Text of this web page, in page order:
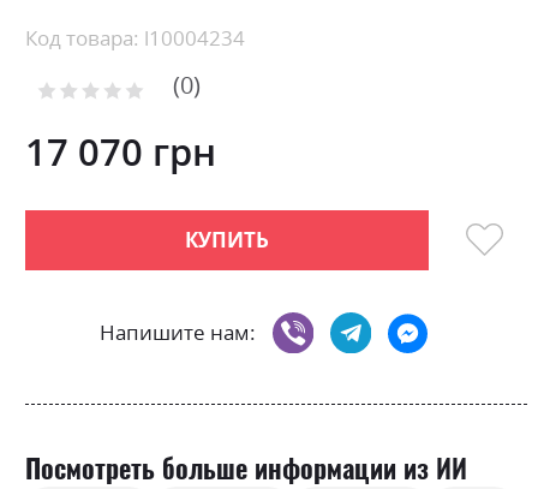
Skip
the
of
the
gallery
Код товара: l10004234
Рейтинг: 0
17 070 грн
КУПИТЬ
Напишите нам:
Посмотреть больше информации из ИИ